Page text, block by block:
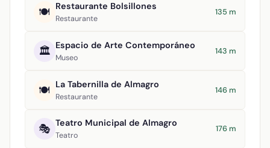
🍽️ Restaurante Bolsillones
Restaurante
135 m
🏛️ Espacio de Arte Contemporáneo
Museo
143 m
🍽️ La Tabernilla de Almagro
Restaurante
146 m
🎭 Teatro Municipal de Almagro
Teatro
176 m